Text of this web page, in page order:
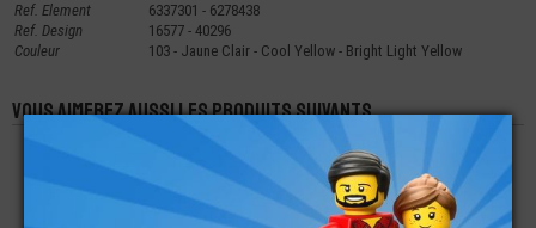
Ref. Element
6337301 - 6278438
Ref. Design
16577 - 40296
Couleur
103 - Jaune Clair - Cool Yellow - Bright Light Yellow
Vous aimerez aussi les produits suivants